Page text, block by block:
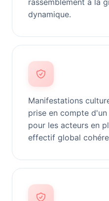
rassemblement à la
dynamique.
Manifestations
prise en compte
pour les acteurs en
effectif global